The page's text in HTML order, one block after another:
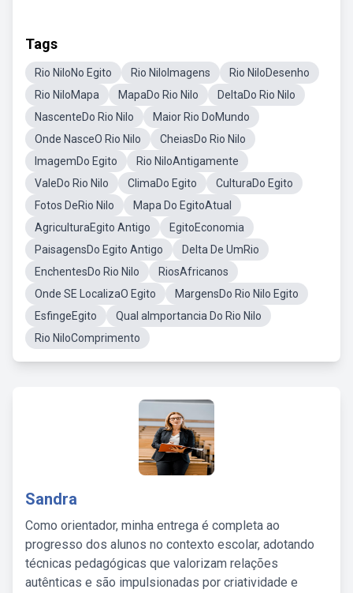
Tags
Rio NiloNo Egito Rio NiloImagens
Rio NiloDesenho
Rio NiloMapa
MapaDo Rio Nilo
DeltaDo Rio Nilo
NascenteDo Rio Nilo
Maior Rio DoMundo
Onde NasceO Rio Nilo
CheiasDo Rio Nilo
ImagemDo Egito
Rio NiloAntigamente
ValeDo Rio Nilo
ClimaDo Egito
CulturaDo Egito
Fotos DeRio Nilo
Mapa Do EgitoAtual
AgriculturaEgito Antigo
EgitoEconomia
PaisagensDo Egito Antigo
Delta De UmRio
EnchentesDo Rio Nilo
RiosAfricanos
Onde SE LocalizaO Egito
MargensDo Rio Nilo Egito
EsfingeEgito
Qual aImportancia Do Rio Nilo
Rio NiloComprimento
Sandra
Como orientador, minha entrega é completa ao
progresso dos alunos no contexto escolar, adotando
técnicas pedagógicas que valorizam relações
autênticas e são impulsionadas por criatividade e